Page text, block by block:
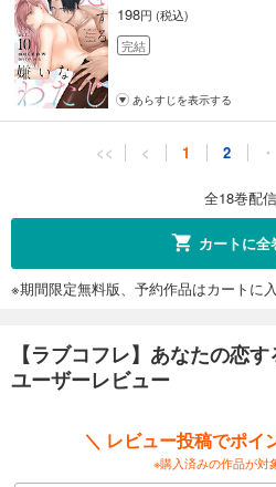
198円 (税込)
完結
あらすじを表示する
【ラブコフレ】あなた
【ラブコフレ】あなた
完結
【ラブコフレ】あなた
<< < 1 2 ・
全18巻配
カートに全
※期間限定無料版、予約作品はカートに
【ラブコフレ】あなたの恋
ユーザーレビュー
＼ レビュー投稿でポイ
※購入済みの作品が対